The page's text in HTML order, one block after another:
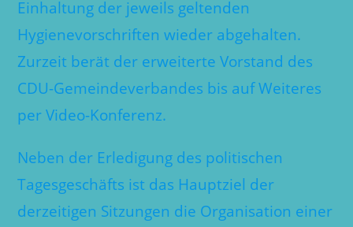
Einhaltung der jeweils geltenden
Hygienevorschriften wieder abgehalten.
Zurzeit berät der erweiterte Vorstand des
CDU-Gemeindeverbandes bis auf Weiteres
per Video-Konferenz.
Neben der Erledigung des politischen
Tagesgeschäfts ist das Hauptziel der
derzeitigen Sitzungen die Organisation einer